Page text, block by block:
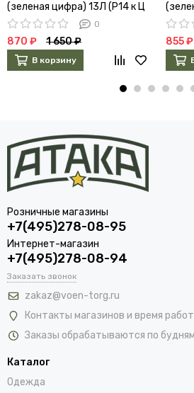
(зеленая цифра) 13Л (Р14 к Ц
8)
0
870 ₽ 1 650 ₽
В корзину
ц)
855 ₽
Розничные магазины
+7(495)278-08-95
Интернет-магазин
+7(495)278-08-94
Заказать звонок
zakaz@voen-torg.ru
Контакты магазинов и время
Заказы обрабатываются по
Каталог
Одежда